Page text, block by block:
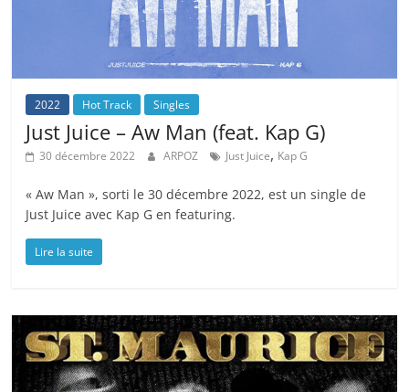
2022 Hot Track Singles
Just Juice – Aw Man (feat. Kap G)
30 décembre 2022 ARPOZ Just Juice, Kap G
« Aw Man », sorti le 30 décembre 2022, est un single de
Just Juice avec Kap G en featuring.
Lire la suite